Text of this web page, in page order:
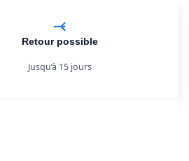
Retour possible
Jusqu’à 15 jours